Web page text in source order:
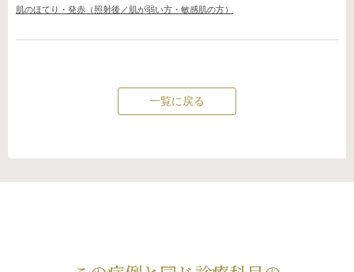
肌のほてり・発赤（照射後／肌が弱い方・敏感肌の方）
一覧に戻る